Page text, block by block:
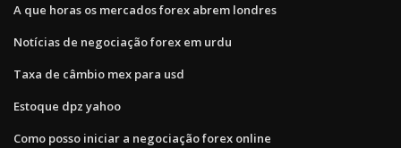
A que horas os mercados forex abrem londres
Notícias de negociação forex em urdu
Taxa de câmbio mex para usd
Estoque dpz yahoo
Como posso iniciar a negociação forex online